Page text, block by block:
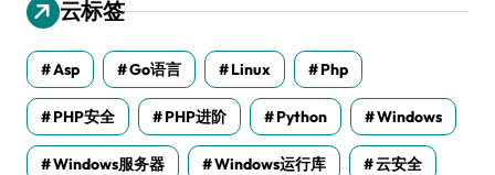
云标签
Asp Go语言 Linux Php
PHP安全 PHP进阶 Python Windows
Windows服务器 Windows运行库 云安全